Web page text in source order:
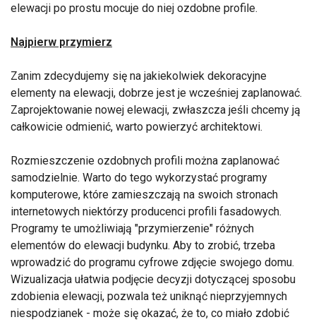
elewacji po prostu mocuje do niej ozdobne profile.
Najpierw przymierz
Zanim zdecydujemy się na jakiekolwiek dekoracyjne
elementy na elewacji, dobrze jest je wcześniej zaplanować.
Zaprojektowanie nowej elewacji, zwłaszcza jeśli chcemy ją
całkowicie odmienić, warto powierzyć architektowi.
Rozmieszczenie ozdobnych profili można zaplanować
samodzielnie. Warto do tego wykorzystać programy
komputerowe, które zamieszczają na swoich stronach
internetowych niektórzy producenci profili fasadowych.
Programy te umożliwiają "przymierzenie" różnych
elementów do elewacji budynku. Aby to zrobić, trzeba
wprowadzić do programu cyfrowe zdjęcie swojego domu.
Wizualizacja ułatwia podjęcie decyzji dotyczącej sposobu
zdobienia elewacji, pozwala też uniknąć nieprzyjemnych
niespodzianek - może się okazać, że to, co miało zdobić